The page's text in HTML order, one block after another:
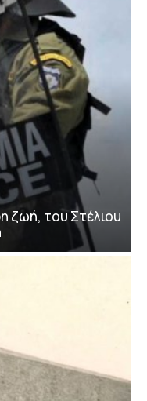
ζωή, του Στέλιου